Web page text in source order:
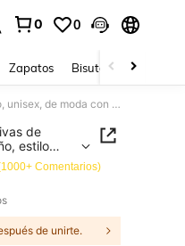
0 0
Zapatos Bisutería Y
Zapatillas de lona OPOEE, zapatillas deportivas de media caña para niños, para primavera/otoño, estilo coreano, unisex, de moda con suela baja, zapatos deportivos casuales con cordones, zapatillas clásicas de caña alta, zapatos deportivos casuales todo a juego para patineta para niños
de
estilo
clásicas de
juego
Comentarios)
de unirte.